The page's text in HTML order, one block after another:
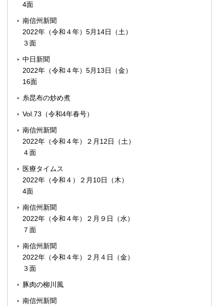
4面
南信州新聞
2022年（令和４年）5月14日（土）
３面
中日新聞
2022年（令和４年）5月13日（金）
16面
糸昆布の炒め煮
Vol.73（令和4年春号）
南信州新聞
2022年（令和４年）２月12日（土）
４面
医療タイムス
2022年（令和４）２月10日（木）
4面
南信州新聞
2022年（令和４年）２月９日（水）
７面
南信州新聞
2022年（令和４年）２月４日（金）
３面
豚肉の柳川風
南信州新聞